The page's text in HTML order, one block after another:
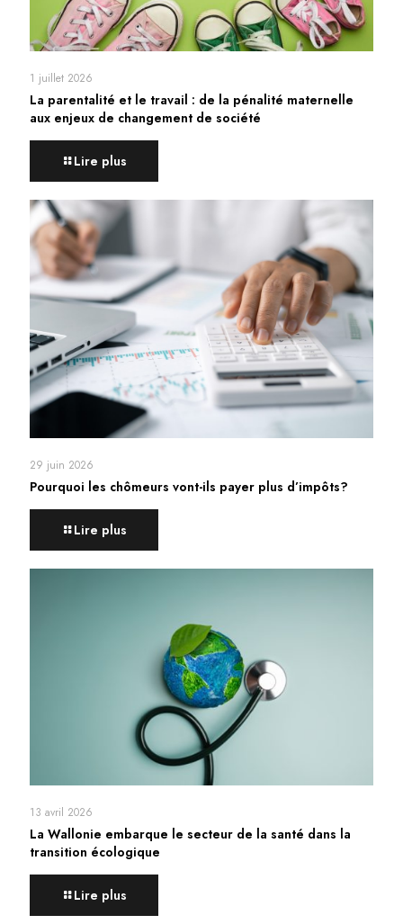
1 juillet 2026
La parentalité et le travail : de la pénalité maternelle
aux enjeux de changement de société
Lire plus
29 juin 2026
Pourquoi les chômeurs vont-ils payer plus d’impôts?
Lire plus
13 avril 2026
La Wallonie embarque le secteur de la santé dans la
transition écologique
Lire plus